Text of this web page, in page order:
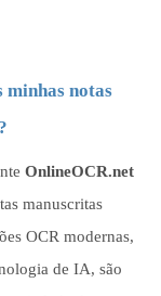
minhas notas
OnlineOCR.net
manuscritas
OCR modernas,
de IA, são